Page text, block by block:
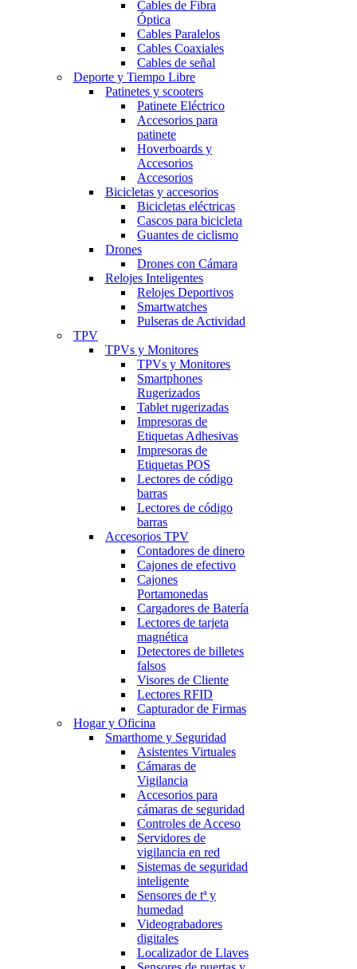
Cables de Fibra
Óptica
Cables Paralelos
Cables Coaxiales
Cables de señal
Deporte y Tiempo Libre
Patinetes y scooters
Patinete Eléctrico
Accesorios para
patinete
Hoverboards y
Accesorios
Accesorios
Bicicletas y accesorios
Bicicletas eléctricas
Cascos para bicicleta
Guantes de ciclismo
Drones
Drones con Cámara
Relojes Inteligentes
Relojes Deportivos
Smartwatches
Pulseras de Actividad
TPV
TPVs y Monitores
TPVs y Monitores
Smartphones
Rugerizados
Tablet rugerizadas
Impresoras de
Etiquetas Adhesivas
Impresoras de
Etiquetas POS
Lectores de código
barras
Lectores de código
barras
Accesorios TPV
Contadores de dinero
Cajones de efectivo
Cajones
Portamonedas
Cargadores de Batería
Lectores de tarjeta
magnética
Detectores de billetes
falsos
Visores de Cliente
Lectores RFID
Capturador de Firmas
Hogar y Oficina
Smarthome y Seguridad
Asistentes Virtuales
Cámaras de
Vigilancia
Accesorios para
cámaras de seguridad
Controles de Acceso
Servidores de
vigilancia en red
Sistemas de seguridad
inteligente
Sensores de tª y
humedad
Videograbadores
digitales
Localizador de Llaves